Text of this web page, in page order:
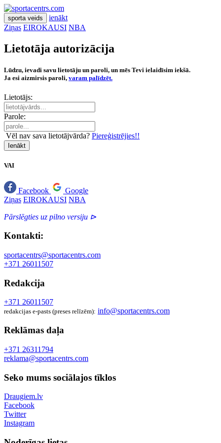
sporta veids
ienākt
Ziņas EIROKAUSI NBA
Lietotāja autorizācija
Lūdzu, ievadi savu lietotāju un paroli, un mēs Tevi ielaidīsim iekšā.
Ja esi aizmirsis paroli, varam palīdzēt.
Lietotājs:
Parole:
Vēl nav sava lietotājvārda? Piereģistrējies!!
Ienākt
VAI
Facebook
Google
Ziņas EIROKAUSI NBA
Pārslēgties uz pilno versiju ⊳
Kontakti:
sportacentrs@sportacentrs.com
+371 26011507
Redakcija
+371 26011507
redakcijas e-pasts (preses relīzēm): info@sportacentrs.com
Reklāmas daļa
+371 26311794
reklama@sportacentrs.com
Seko mums sociālajos tīklos
Draugiem.lv
Facebook
Twitter
Instagram